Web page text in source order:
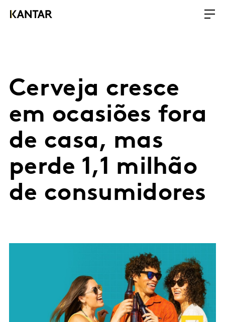
Cerveja cresce
em ocasiões fora
de casa, mas
perde 1,1 milhão
de consumidores